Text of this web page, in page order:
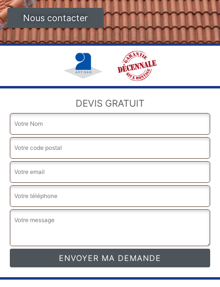
Nous contacter
DEVIS GRATUIT